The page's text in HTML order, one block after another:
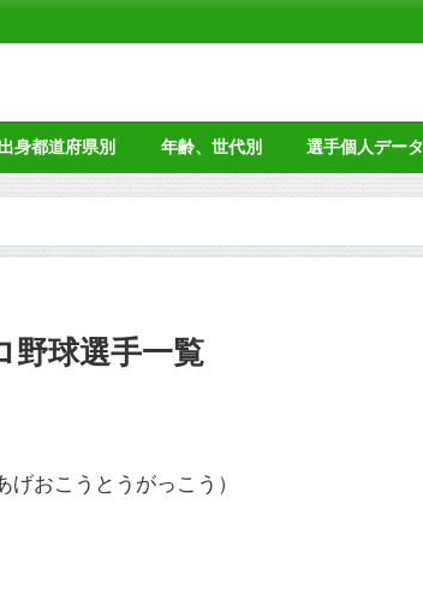
出身都道府県別 年齢、世代別 選手個人データ
野球選手一覧
おこうとうがっこう）